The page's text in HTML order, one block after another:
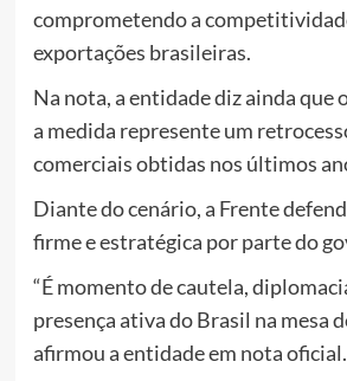
comprometendo a
exportações brasileiras.
Na nota, a entidade diz ainda que
a medida represente um
comerciais obtidas nos últimos
Diante do cenário, a Frente
firme e estratégica por parte do
“É momento de cautela,
presença ativa do Brasil na mesa
afirmou a entidade em nota oficial.